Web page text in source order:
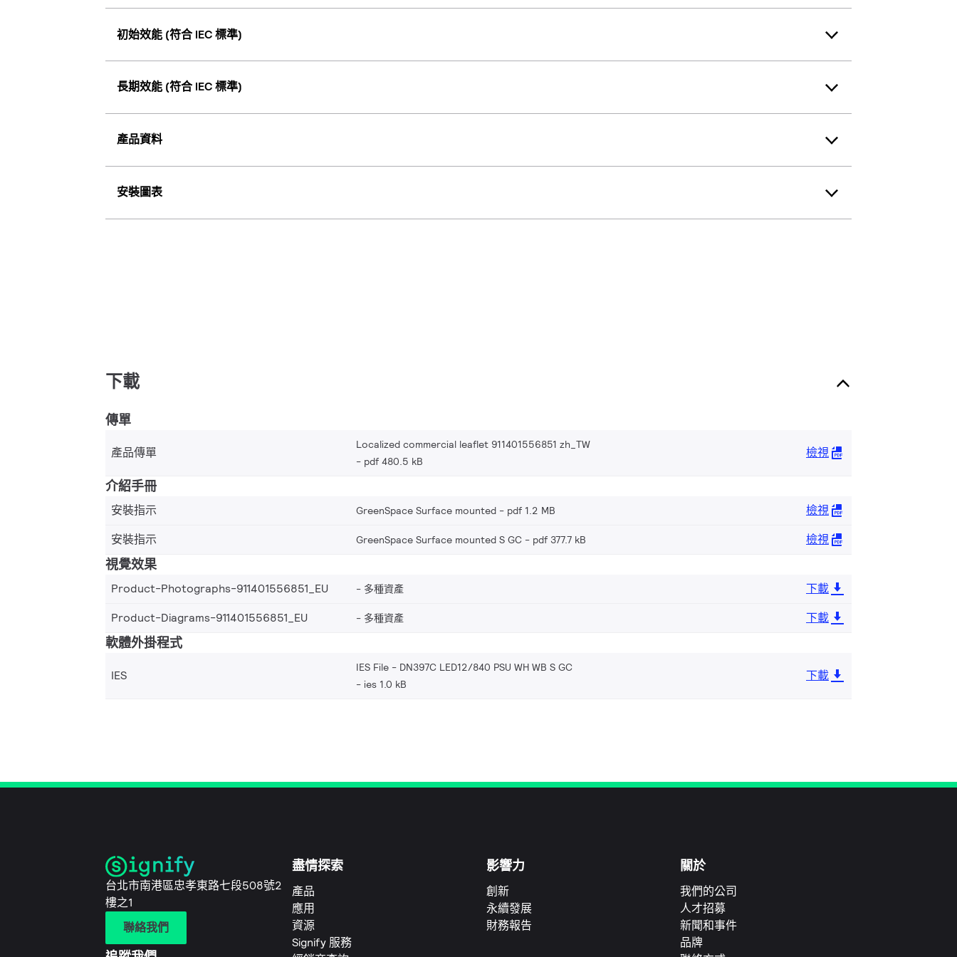
初始效能 (符合 IEC 標準)
長期效能 (符合 IEC 標準)
產品資料
安裝圖表
下載
傳單
產品傳單
Localized commercial leaflet 911401556851 zh_TW
pdf 480.5 kB
檢視
介紹手冊
安裝指示 GreenSpace Surface mounted pdf 1.2 MB
檢視
安裝指示
GreenSpace Surface mounted S GC pdf 377.7 kB 檢視
視覺效果
Product-Photographs-911401556851_EU 多種資產
下載
Product-Diagrams-911401556851_EU
多種資產 下載
軟體外掛程式
IES
IES File - DN397C LED12/840 PSU WH WB S GC
ies 1.0 kB
下載
台北市南港區忠孝東路七段508號2
樓之1
聯絡我們
盡情探索
產品
應用
資源
Signify 服務
影響力
創新
永續發展
財務報告
關於
我們的公司
人才招募
新聞和事件
品牌